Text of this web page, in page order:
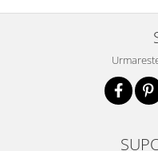
îmbrăcăminte asistente/